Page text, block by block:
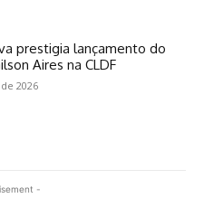
prestigia lançamento do
Aires na CLDF
2026
-